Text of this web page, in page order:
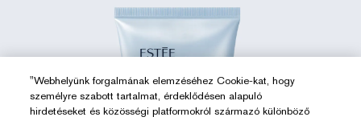
"Webhelyünk forgalmának elemzéséhez Cookie-kat, hogy
személyre szabott tartalmat, érdeklődésen alapuló
hirdetéseket és közösségi platformokról származó különböző